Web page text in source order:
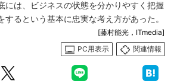
には、ビジネスの状態を分かりやすく把握
するという基本に忠実な考え方があった。
[藤村能光，ITmedia]
PC用表示
関連情報